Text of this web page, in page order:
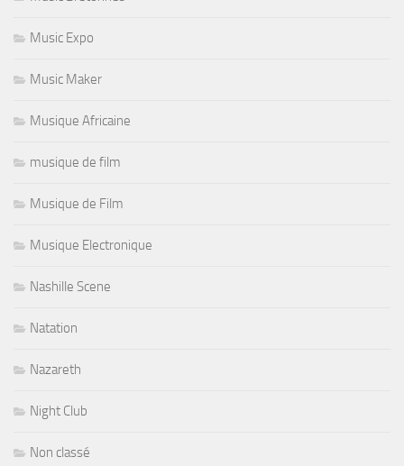
Music Expo
Music Maker
Musique Africaine
musique de film
Musique de Film
Musique Electronique
Nashille Scene
Natation
Nazareth
Night Club
Non classé